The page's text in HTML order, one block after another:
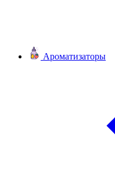
Ароматизаторы